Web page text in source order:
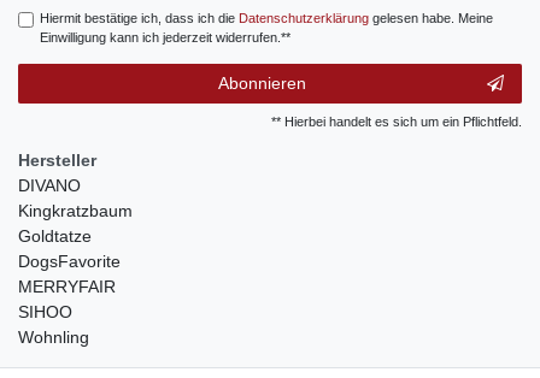
Hiermit bestätige ich, dass ich die Daten­schutz­erklärunggelesen habe. Meine
Einwilligung kann ich jederzeit widerrufen.**
Abonnieren
** Hierbei handelt es sich um ein Pflichtfeld.
Hersteller
DIVANO
Kingkratzbaum
Goldtatze
DogsFavorite
MERRYFAIR
SIHOO
Wohnling